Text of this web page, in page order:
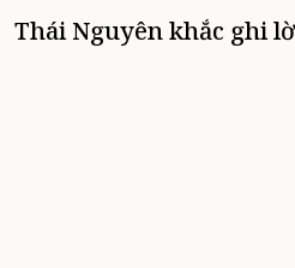
Thái Nguyên khắc ghi